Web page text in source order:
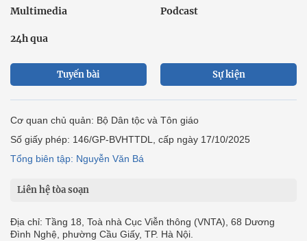
Multimedia Podcast
24h qua
Tuyến bài Sự kiện
Cơ quan chủ quản: Bộ Dân tộc và Tôn giáo
Số giấy phép: 146/GP-BVHTTDL, cấp ngày 17/10/2025
Tổng biên tập: Nguyễn Văn Bá
Liên hệ tòa soạn
Địa chỉ: Tầng 18, Toà nhà Cục Viễn thông (VNTA), 68 Dương
Đình Nghệ, phường Cầu Giấy, TP. Hà Nội.